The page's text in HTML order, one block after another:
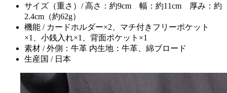
サイズ（重さ）/ 高さ：約9cm 幅：約11cm 厚み：約
2.4cm（約62g）
機能 / カードホルダー×2、マチ付きフリーポケット
×1、小銭入れ×1、背面ポケット×1
素材 / 外側：牛革 内生地：牛革、綿ブロード
生産国 / 日本